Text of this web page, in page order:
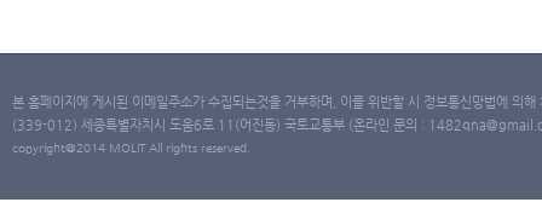
본 홈페이지에 게시된 이메일주소가 수집되는것을 거부하며, 이를 위반할 시 정보통신망법에 의
(339-012) 세종특별자치시 도움6로 11(어진동) 국토교통부 (온라인 문의 :
copyright@2014 MOLIT All rights reserved.